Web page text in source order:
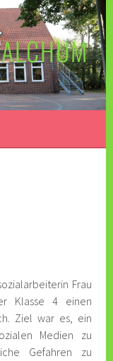
Frau
Klasse 4 einen
Ziel war es, ein
Medien zu
Gefahren zu